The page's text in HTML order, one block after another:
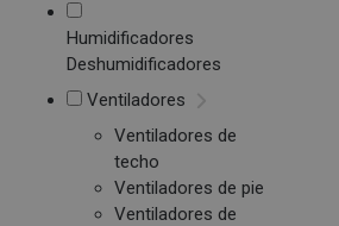
Humidificadores
Deshumidificadores
Ventiladores
Ventiladores de
techo
Ventiladores de pie
Ventiladores de